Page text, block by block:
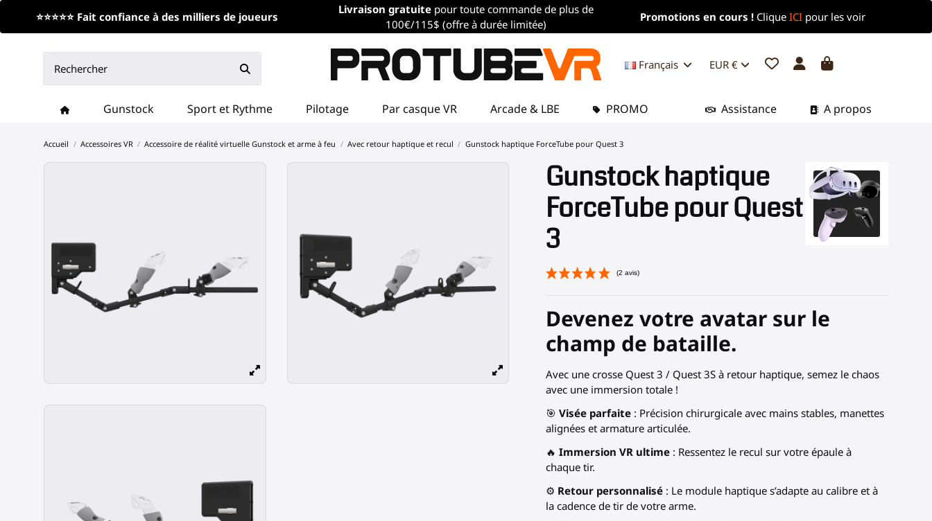
⭐⭐⭐⭐⭐ Fait confiance à des milliers de joueurs
Livraison gratuitepour toute commande de plus de
100€/115$ (offre à durée limitée)
Promotions en cours ! Clique ICI pour les voir
EUR €
Français
Gunstock Sport et Rythme Pilotage Par casque VR Arcade & LBE PROMO A propos
Assistance
Accueil Accessoires VR Accessoire de réalité virtuelle Gunstock et arme à feu Avec retour haptique et recul Gunstock haptique ForceTube pour Quest 3
Gunstock haptique
ForceTube pour Quest
3
(2 avis)
Devenez votre avatar sur le
champ de bataille.
Avec une crosse Quest 3 / Quest 3S à retour haptique, semez le chaos
avec une immersion totale !
🎯 Visée parfaite: Précision chirurgicale avec mains stables, manettes
alignées et armature articulée.
🔥 Immersion VR ultime: Ressentez le recul sur votre épaule à
chaque tir.
⚙️ Retour personnalisé: Le module haptique s’adapte au calibre et à
la cadence de tir de votre arme.